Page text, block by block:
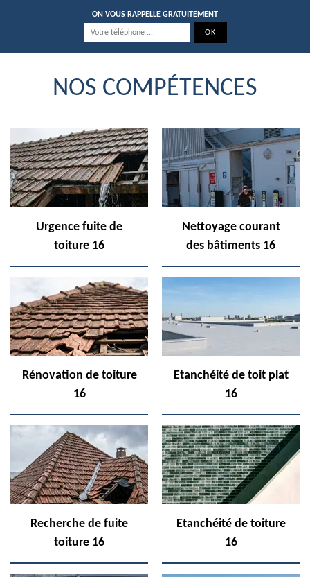
ON VOUS RAPPELLE GRATUITEMENT
NOS COMPÉTENCES
Urgence fuite de
toiture 16
Nettoyage courant
des bâtiments 16
Rénovation de toiture
16
Etanchéité de toit plat
16
Recherche de fuite
toiture 16
Etanchéité de toiture
16